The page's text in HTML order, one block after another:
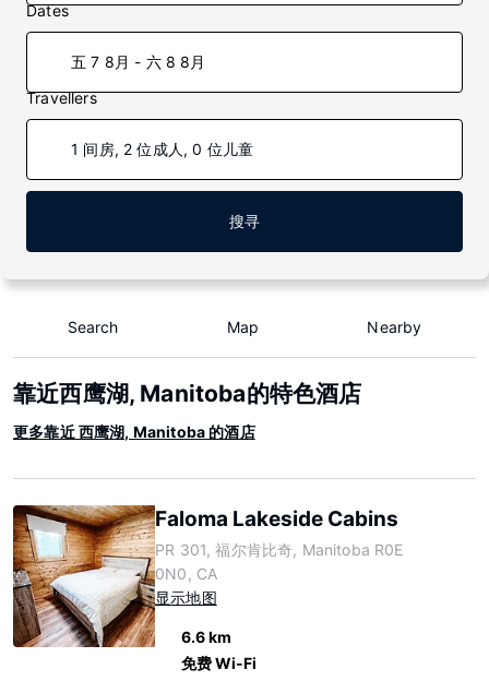
Dates
五 7 8月 - 六 8 8月
Travellers
1 间房, 2 位成人, 0 位儿童
搜寻
Search Map Nearby
靠近西鹰湖, Manitoba的特色酒店
更多靠近 西鹰湖, Manitoba 的酒店
Faloma Lakeside Cabins
PR 301, 福尔肯比奇, Manitoba R0E
0N0, CA
显示地图
6.6 km
免费 Wi-Fi